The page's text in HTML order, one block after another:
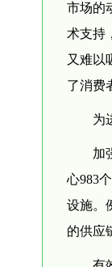
市场的
术支持
又难以
了消费
为
加
心983
设施。
的供应